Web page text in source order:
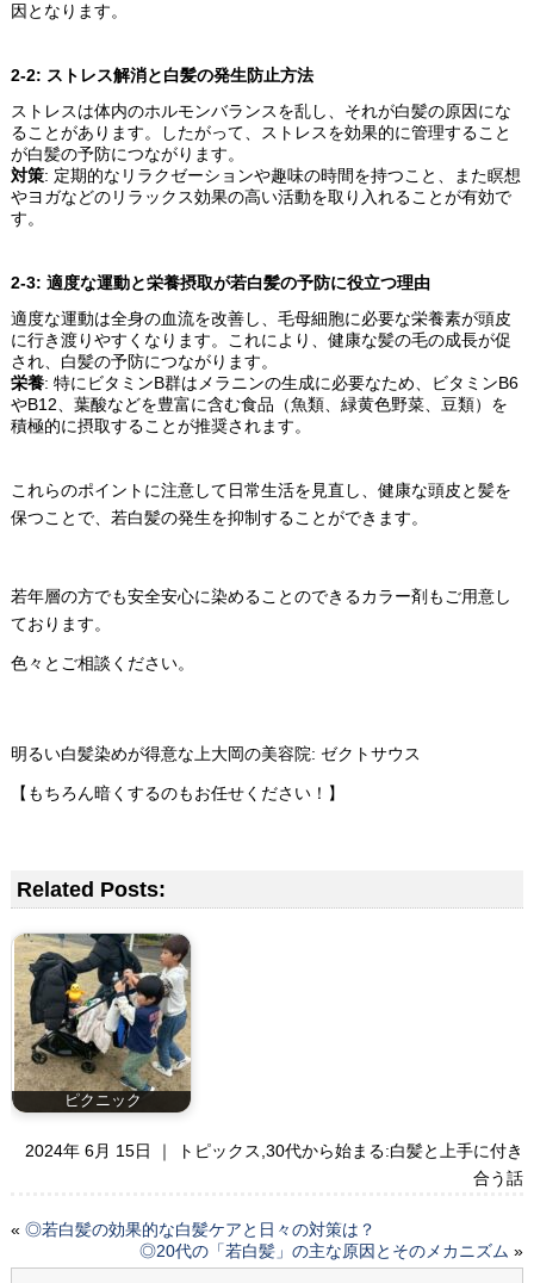
因となります。
2-2: ストレス解消と白髪の発生防止方法
ストレスは体内のホルモンバランスを乱し、それが白髪の原因にな
ることがあります。したがって、ストレスを効果的に管理すること
が白髪の予防につながります。
対策: 定期的なリラクゼーションや趣味の時間を持つこと、また瞑想
やヨガなどのリラックス効果の高い活動を取り入れることが有効で
す。
2-3: 適度な運動と栄養摂取が若白髪の予防に役立つ理由
適度な運動は全身の血流を改善し、毛母細胞に必要な栄養素が頭皮
に行き渡りやすくなります。これにより、健康な髪の毛の成長が促
され、白髪の予防につながります。
栄養: 特にビタミンB群はメラニンの生成に必要なため、ビタミンB6
やB12、葉酸などを豊富に含む食品（魚類、緑黄色野菜、豆類）を
積極的に摂取することが推奨されます。
これらのポイントに注意して日常生活を見直し、健康な頭皮と髪を
保つことで、若白髪の発生を抑制することができます。
若年層の方でも安全安心に染めることのできるカラー剤もご用意し
ております。
色々とご相談ください。
明るい白髪染めが得意な上大岡の美容院: ゼクトサウス
【もちろん暗くするのもお任せください！】
Related Posts:
ピクニック
2024年 6月 15日 ｜ トピックス ,30代から始まる:白髪と上手に付き
合う話
« ◎若白髪の効果的な白髪ケアと日々の対策は？
◎20代の「若白髪」の主な原因とそのメカニズム »